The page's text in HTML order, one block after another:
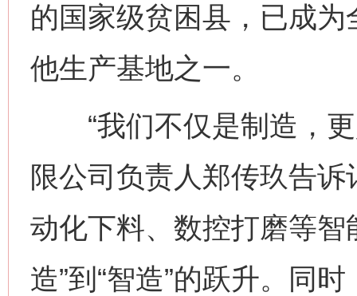
的国家级贫困县，已成
他生产基地之一。
“我们不仅是制造，更
限公司负责人郑传玖告
动化下料、数控打磨等智
造”到“智造”的跃升。同